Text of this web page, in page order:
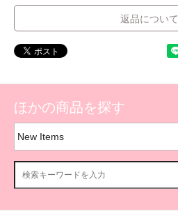
返品について
ほかの商品を探す